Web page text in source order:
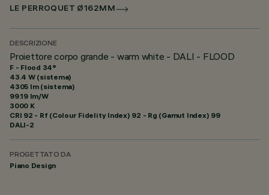
LE PERROQUET Ø162MM
DESCRIZIONE
Proiettore corpo grande - warm white - DALI - FLOOD
F - Flood 34°
43.4 W (sistema)
4305 lm (sistema)
99.19 lm/W
3000 K
CRI 92 - Rf (Colour Fidelity Index) 92 - Rg (Gamut Index) 99
DALI-2
PROGETTATO DA
Piano Design